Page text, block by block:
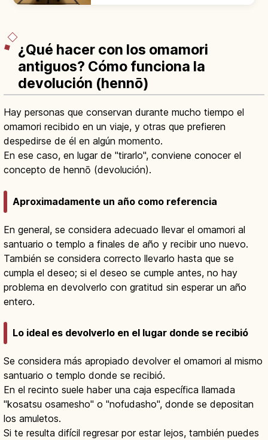
¿Qué hacer con los omamori
antiguos? Cómo funciona la
devolución (hennō)
Hay personas que conservan durante mucho tiempo el
omamori recibido en un viaje, y otras que prefieren
despedirse de él en algún momento.
En ese caso, en lugar de "tirarlo", conviene conocer el
concepto de hennō (devolución).
Aproximadamente un año como referencia
En general, se considera adecuado llevar el omamori al
santuario o templo a finales de año y recibir uno nuevo.
También se considera correcto llevarlo hasta que se
cumpla el deseo; si el deseo se cumple antes, no hay
problema en devolverlo con gratitud sin esperar un año
entero.
Lo ideal es devolverlo en el lugar donde se recibió
Se considera más apropiado devolver el omamori al mismo
santuario o templo donde se recibió.
En el recinto suele haber una caja específica llamada
"kosatsu osamesho" o "nofudasho", donde se depositan
los amuletos.
Si te resulta difícil regresar por estar lejos, también puedes